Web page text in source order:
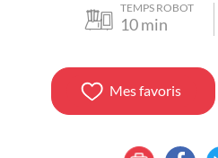
TEMPS ROBOT
10min
Mes favoris